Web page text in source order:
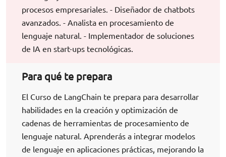
procesos empresariales. - Diseñador de chatbots
avanzados. - Analista en procesamiento de
lenguaje natural. - Implementador de soluciones
de IA en start-ups tecnológicas.
Para qué te prepara
El Curso de LangChain te prepara para desarrollar
habilidades en la creación y optimización de
cadenas de herramientas de procesamiento de
lenguaje natural. Aprenderás a integrar modelos
de lenguaje en aplicaciones prácticas, mejorando la